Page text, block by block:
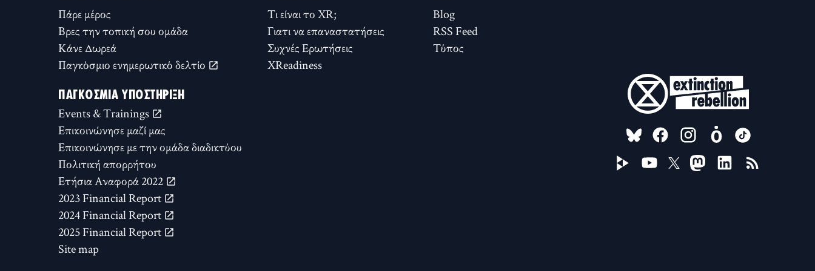
Πάρε μέρος
Βρες την τοπική σου ομάδα
Κάνε Δωρεά
Παγκόσμιο ενημερωτικό δελτίο
Τι είναι το XR;
Γιατι να επαναστατήσεις
Συχνές Ερωτήσεις
XReadiness
Blog
RSS Feed
Τύπος
ΠΑΓΚΌΣΜΙΑ ΥΠΟΣΤΉΡΙΞΗ
Events & Trainings
Επικοινώνησε μαζί μας
Επικοινώνησε με την ομάδα διαδικτύου
Πολιτική απορρήτου
Ετήσια Αναφορά 2022
2023 Financial Report
2024 Financial Report
2025 Financial Report
Site map
FOLLOW US ON